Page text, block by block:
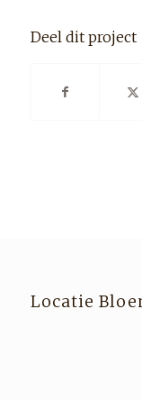
Deel dit project
Locatie